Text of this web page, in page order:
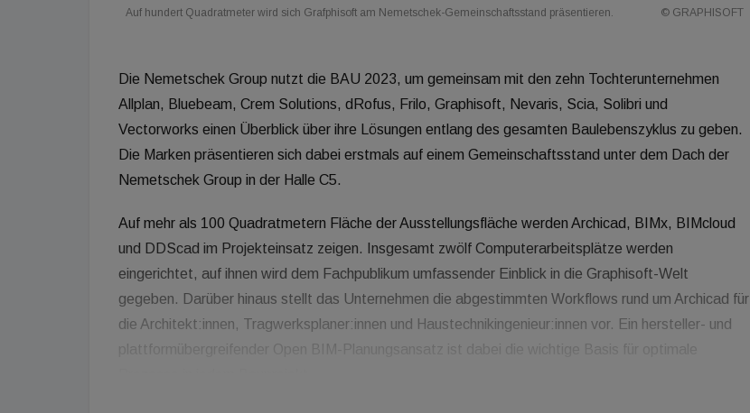
Auf hundert Quadratmeter wird sich Grafphisoft am Nemetschek-Gemeinschaftsstand präsentieren. © GRAPHISOFT
Die Nemetschek Group nutzt die BAU 2023, um gemeinsam mit den zehn Tochterunternehmen
Allplan, Bluebeam, Crem Solutions, dRofus, Frilo, Graphisoft, Nevaris, Scia, Solibri und
Vectorworks einen Überblick über ihre Lösungen entlang des gesamten Baulebenszyklus zu geben.
Die Marken präsentieren sich dabei erstmals auf einem Gemeinschaftsstand unter dem Dach der
Nemetschek Group in der Halle C5.
Auf mehr als 100 Quadratmetern Fläche der Ausstellungsfläche werden Archicad, BIMx, BIMcloud
und DDScad im Projekteinsatz zeigen. Insgesamt zwölf Computerarbeitsplätze werden
eingerichtet, auf ihnen wird dem Fachpublikum umfassender Einblick in die Graphisoft-Welt
gegeben. Darüber hinaus stellt das Unternehmen die abgestimmten Workflows rund um Archicad für
die Architekt:innen, Tragwerksplaner:innen und Haustechnikingenieur:innen vor. Ein hersteller- und
plattformübergreifender Open BIM-Planungsansatz ist dabei die wichtige Basis für optimale